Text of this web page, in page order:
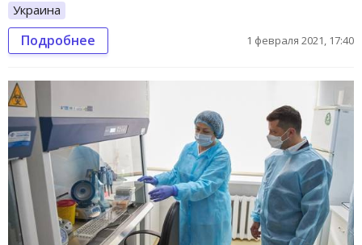
Украина
Подробнее 1 февраля 2021, 17:40